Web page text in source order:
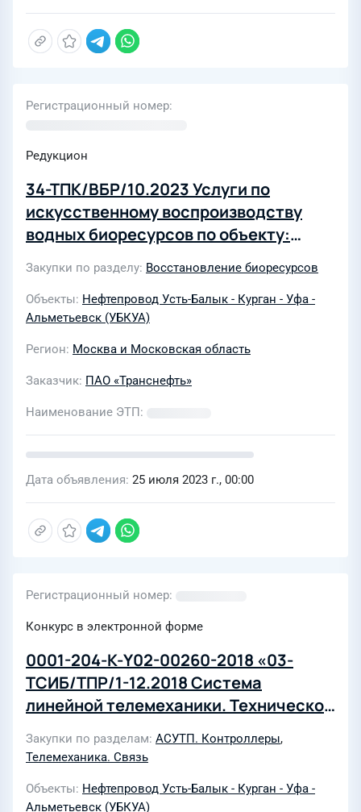
Регистрационный номер
Редукцион
34-ТПК/ВБР/10.2023 Услуги по
искусственному воспроизводству
водных биоресурсов по объекту:
"Магистральный нефтепровод Усть-
Балык-Курган-Уфа-Альметьевск,
d=1220 мм, участок р.Ик-Калейкино,
участок 1736-1755,2 км, 1755,2-1797,5
км. Замена основной нитки
подводного перехода через р. Ик
Ду1200, перенос узлов КПП СОД
резервной нитки на 1737
Закупки по разделу Восстановление биоресурсов
Объекты Нефтепровод Усть-Балык - Курган - Уфа -
Альметьевск (УБКУА)
Регион Москва и Московская область
Заказчик ПАО «Транснефть»
Наименование ЭТП
Дата объявления 25 июля 2023 г., 00:00
Регистрационный номер
Конкурс в электронной форме
0001-204-К-Y02-00260-2018 «03-
ТСИБ/ТПР/1-12.2018 Система
линейной телемеханики. Техническое
Закупки по разделам АСУТП. Контроллеры,
Телемеханика. Связь
Объекты Нефтепровод Усть-Балык - Курган - Уфа -
Альметьевск (УБКУА)